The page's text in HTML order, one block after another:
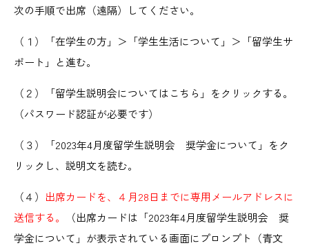
次の手順で出席（遠隔）してください。
（１）「在学生の方」＞「学生生活について」＞「留学生サ
ポート」と進む。
（２）「留学生説明会についてはこちら」をクリックする。
（パスワード認証が必要です）
（３）「2023年4月度留学生説明会 奨学金について」をク
リックし、説明文を読む。
（４） 出席カードを、４月28日までに専用メールアドレスに
送信する。
（出席カードは「2023年4月度留学生説明会 奨
学金について」が表示されている画面にプロンプト（青文